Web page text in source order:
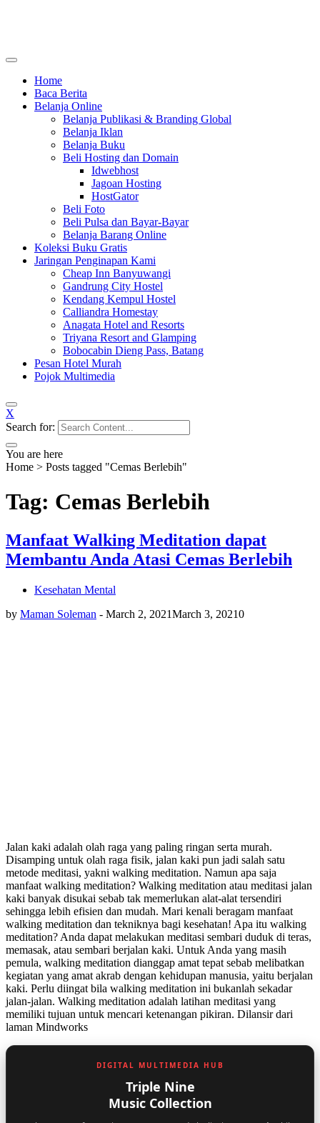
Home
Baca Berita
Belanja Online
Belanja Publikasi & Branding Global
Belanja Iklan
Belanja Buku
Beli Hosting dan Domain
Idwebhost
Jagoan Hosting
HostGator
Beli Foto
Beli Pulsa dan Bayar-Bayar
Belanja Barang Online
Koleksi Buku Gratis
Jaringan Penginapan Kami
Cheap Inn Banyuwangi
Gandrung City Hostel
Kendang Kempul Hostel
Calliandra Homestay
Anagata Hotel and Resorts
Triyana Resort and Glamping
Bobocabin Dieng Pass, Batang
Pesan Hotel Murah
Pojok Multimedia
X
Search for:
You are here
Home > Posts tagged "Cemas Berlebih"
Tag: Cemas Berlebih
Manfaat Walking Meditation dapat
Membantu Anda Atasi Cemas Berlebih
Kesehatan Mental
by Maman Soleman - March 2, 2021March 3, 20210
Jalan kaki adalah olah raga yang paling ringan serta murah.
Disamping untuk olah raga fisik, jalan kaki pun jadi salah satu
metode meditasi, yakni walking meditation. Namun apa saja
manfaat walking meditation? Walking meditation atau meditasi jalan
kaki banyak disukai sebab tak memerlukan alat-alat tersendiri
sehingga lebih efisien dan mudah. Mari kenali beragam manfaat
walking meditation dan tekniknya bagi kesehatan! Apa itu walking
meditation? Anda dapat melakukan meditasi sembari duduk di teras,
memasak, atau sembari berjalan kaki. Untuk Anda yang masih
pemula, walking meditation dianggap amat tepat sebab melibatkan
kegiatan yang amat akrab dengan kehidupan manusia, yaitu berjalan
kaki. Perlu diingat bila walking meditation ini bukanlah sekadar
jalan-jalan. Walking meditation adalah latihan meditasi yang
memiliki tujuan untuk mencari ketenangan pikiran. Dilansir dari
laman Mindworks
DIGITAL MULTIMEDIA HUB
Triple Nine
Music Collection